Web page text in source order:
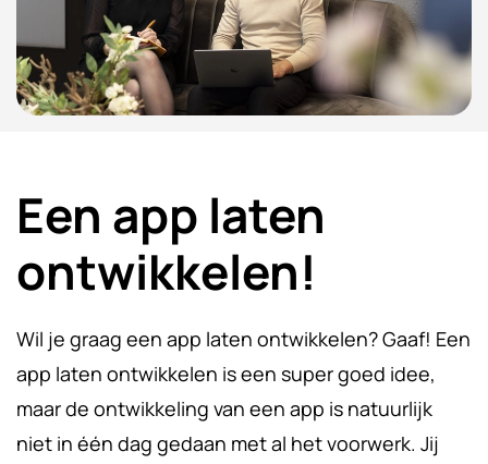
Een app laten
ontwikkelen!
Wil je graag een app laten ontwikkelen? Gaaf! Een
app laten ontwikkelen is een super goed idee,
maar de ontwikkeling van een app is natuurlijk
niet in één dag gedaan met al het voorwerk. Jij